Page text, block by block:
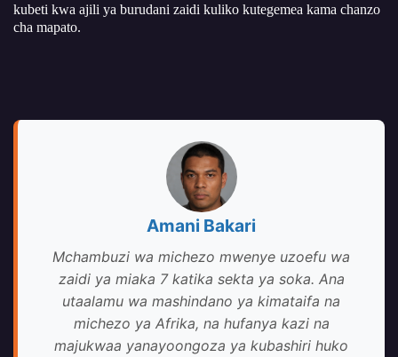
kubeti kwa ajili ya burudani zaidi kuliko kutegemea kama chanzo
cha mapato.
Amani Bakari
Mchambuzi wa michezo mwenye uzoefu wa
zaidi ya miaka 7 katika sekta ya soka. Ana
utaalamu wa mashindano ya kimataifa na
michezo ya Afrika, na hufanya kazi na
majukwaa yanayoongoza ya kubashiri huko